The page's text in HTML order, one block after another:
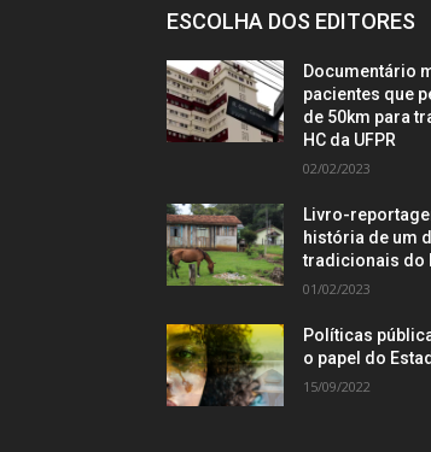
ESCOLHA DOS EDITORES
Documentário
pacientes que
de 50km para
HC da UFPR
02/02/2023
Livro-
história de um
tradicionais do
01/02/2023
Políticas
o papel do
15/09/2022